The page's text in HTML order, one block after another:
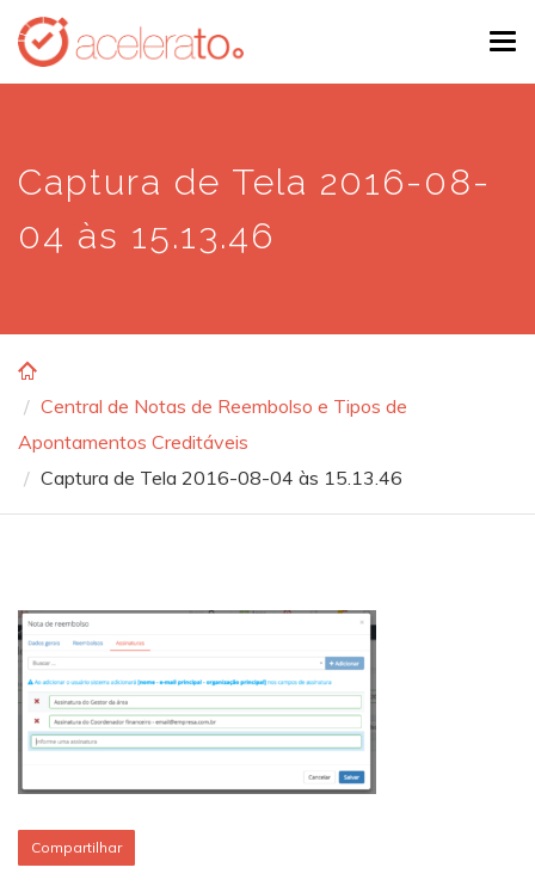
Skip
main
Captura de Tela 2016-08-
04 às 15.13.46
Central de Notas de Reembolso e Tipos de
Apontamentos Creditáveis
Captura de Tela 2016-08-04 às 15.13.46
Compartilhar